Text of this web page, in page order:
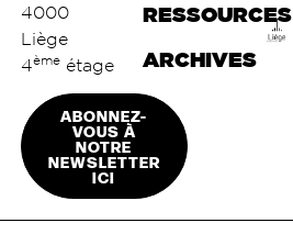
4000
Liège
4èmeétage
ABONNEZ-
VOUS À
NOTRE
NEWSLETTER
ICI
RESSOURCES
ARCHIVES